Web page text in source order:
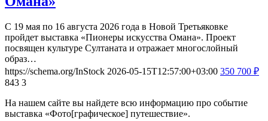
С 19 мая по 16 августа 2026 года в Новой Третьяковке
пройдет выставка «Пионеры искусства Омана». Проект
посвящен культуре Султаната и отражает многослойный
образ…
https://schema.org/InStock 2026-05-15T12:57:00+03:00 350 700 ₽
843 3
На нашем сайте вы найдете всю информацию про событие
выставка «Фото[графическое] путешествие».